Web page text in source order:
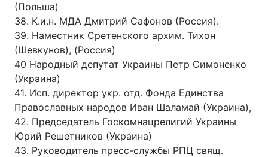
(Польша)
38. К.и.н. МДА Дмитрий Сафонов (Россия).
39. Наместник Сретенского архим. Тихон
(Шевкунов), (Россия)
40 Народный депутат Украины Петр Симоненко
(Украина)
41. Исп. директор укр. отд. Фонда Единства
Православных народов Иван Шаламай (Украина),
42. Председатель Госкомнацрелигий Украины
Юрий Решетников (Украина)
43. Руководитель пресс-службы РПЦ свящ.